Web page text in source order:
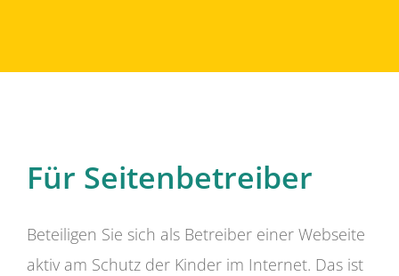
Für Seitenbetreiber
Beteiligen Sie sich als Betreiber einer Webseite
aktiv am Schutz der Kinder im Internet. Das ist